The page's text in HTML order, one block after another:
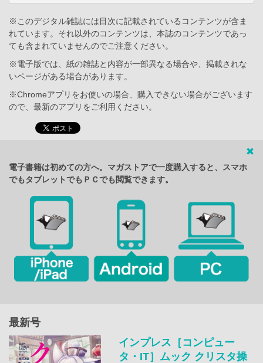
※このデジタル雑誌には目次に記載されているコンテンツが含ま
れています。それ以外のコンテンツは、本誌のコンテンツであっ
ても含まれていませんのでご注意ください。
※電子版では、紙の雑誌と内容が一部異なる場合や、掲載されな
いページがある場合があります。
※Chromeアプリをお使いの場合、購入できない場合がございます
ので、最新のアプリをご利用ください。
電子書籍は初めての方へ。マガストアで一度購入すると、スマホ
でもタブレットでもＰＣでも閲覧できます。
最新号
インプレス［コンピュー
タ・IT］ムック クリスタ操